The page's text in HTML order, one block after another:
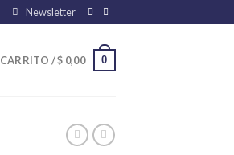
Newsletter
CARRITO /$ 0,00 0